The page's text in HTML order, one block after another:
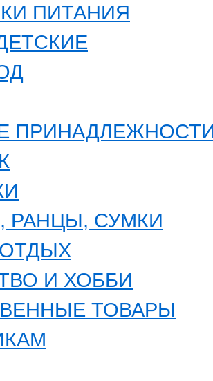
ПИТАНИЯ
РАНЦЫ, СУМКИ
И ХОББИ
ТОВАРЫ